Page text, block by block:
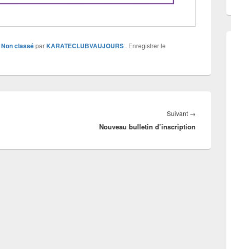
Non classéparKARATECLUBVAUJOURS . Enregistrer le
Suivant →
Nouveau bulletin d’inscription